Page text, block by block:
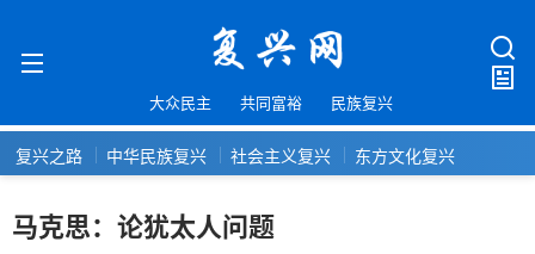
大众民主 共同富裕 民族复兴
复兴之路 中华民族复兴 社会主义复兴 东方文化复兴
马克思：论犹太人问题